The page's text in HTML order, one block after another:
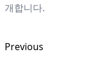
개합니다.
Previous